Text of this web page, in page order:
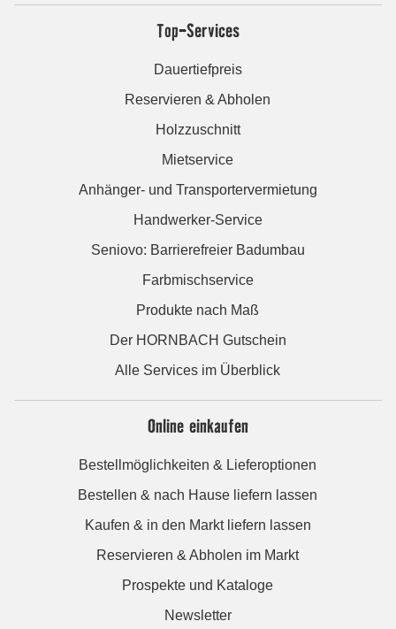
Top-Services
Dauertiefpreis
Reservieren & Abholen
Holzzuschnitt
Mietservice
Anhänger- und Transportervermietung
Handwerker-Service
Seniovo: Barrierefreier Badumbau
Farbmischservice
Produkte nach Maß
Der HORNBACH Gutschein
Alle Services im Überblick
Online einkaufen
Bestellmöglichkeiten & Lieferoptionen
Bestellen & nach Hause liefern lassen
Kaufen & in den Markt liefern lassen
Reservieren & Abholen im Markt
Prospekte und Kataloge
Newsletter